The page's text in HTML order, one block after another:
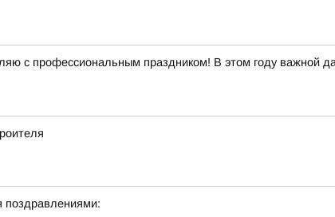
с профессиональным праздником! В этом году важной
поздравлениями: